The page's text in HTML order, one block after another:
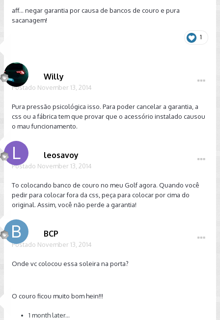
aff... negar garantia por causa de bancos de couro e pura
sacanagem!
1
Willy
Postado November 13, 2014
Pura pressão psicológica isso. Para poder cancelar a garantia, a
css ou a fábrica tem que provar que o acessório instalado causou
o mau funcionamento.
leosavoy
Postado November 13, 2014
To colocando banco de couro no meu Golf agora. Quando você
pedir para colocar fora da css, peça para colocar por cima do
original. Assim, você não perde a garantia!
BCP
Postado November 13, 2014
Onde vc colocou essa soleira na porta?
O couro ficou muito bom hein!!!
1 month later...